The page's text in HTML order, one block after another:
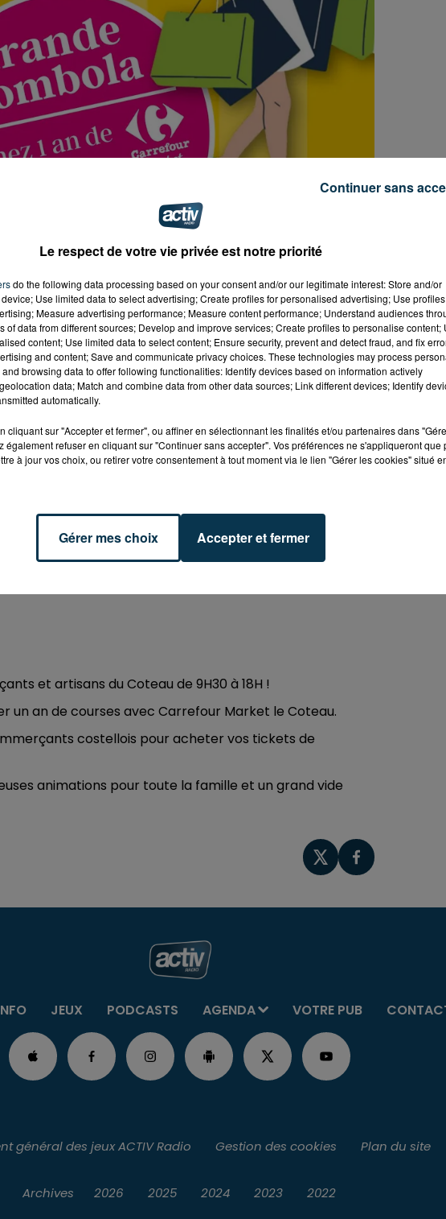
à 9h30
à 18h00
et artisans du Coteau de 9H30 à 18H !
un an de courses avec Carrefour Market le Coteau.
costellois pour acheter vos tickets de
animations pour toute la famille et un grand vide
JEUX PODCASTS AGENDA VOTRE PUB
général des jeux ACTIV Radio Gestion des cookies Plan du site
Archives 2026 2025 2024 2023 2022
Le respect de votre vie privée est notre priorité
do the following data processing based on your consent and/or our legitimate interest: Store and/or
Use limited data to select advertising; Create profiles for personalised advertising; Use
Measure advertising performance; Measure content performance; Understand audiences
of data from different sources; Develop and improve services; Create profiles to personalise content;
content; Use limited data to select content; Ensure security, prevent and detect fraud, and fix
and content; Save and communicate privacy choices. These technologies may process
browsing data to offer following functionalities: Identify devices based on information actively
data; Match and combine data from other data sources; Link different devices; Identify
automatically.
cliquant sur "Accepter et fermer", ou affiner en sélectionnant les finalités et/ou partenaires dans
également refuser en cliquant sur "Continuer sans accepter". Vos préférences ne s'appliqueront que
à jour vos choix, ou retirer votre consentement à tout moment via le lien "Gérer les cookies" situé
Gérer mes choix Accepter et fermer
Continuer sans